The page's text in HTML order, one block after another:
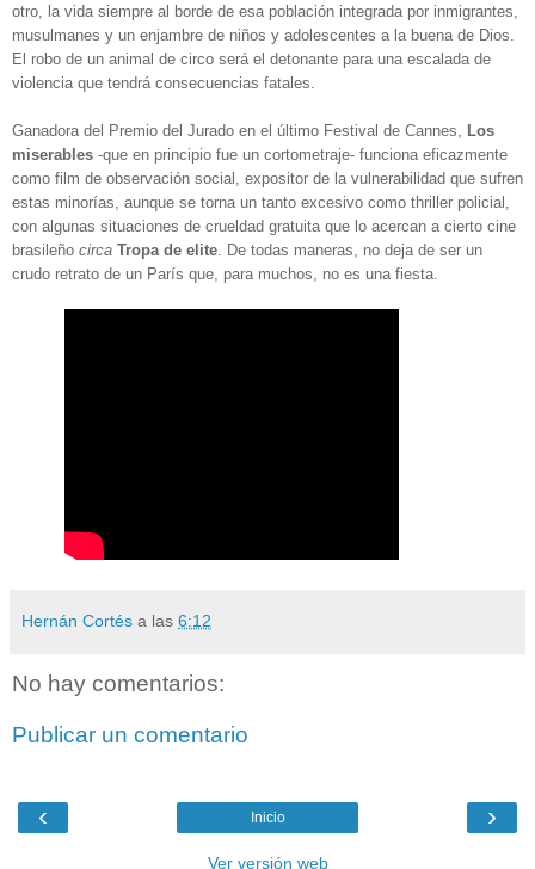
otro, la vida siempre al borde de esa población integrada por inmigrantes,
musulmanes y un enjambre de niños y adolescentes a la buena de Dios.
El robo de un animal de circo será el detonante para una escalada de
violencia que tendrá consecuencias fatales.
Ganadora del Premio del Jurado en el último Festival de Cannes,
Los
miserables -que en principio fue un cortometraje- funciona eficazmente
como film de observación social, expositor de la vulnerabilidad que sufren
estas minorías, aunque se torna un tanto excesivo como thriller policial,
con algunas situaciones de crueldad gratuita que lo acercan a cierto cine
brasileño circa Tropa de elite . De todas maneras, no deja de ser un
crudo retrato de un París que, para muchos, no es una fiesta.
Hernán Cortés a las 6:12
No hay comentarios:
Publicar un comentario
‹ ›
Inicio
Ver versión web